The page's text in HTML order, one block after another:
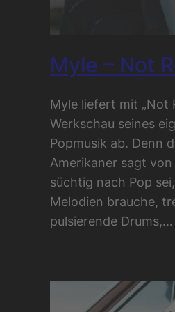
Myle – Not
Myle liefert mit „Not
Werkschau seines
Popmusik ab. Denn
Amerikaner sagt
süchtig nach Pop
Melodien brauche,
pulsierende Drums,…